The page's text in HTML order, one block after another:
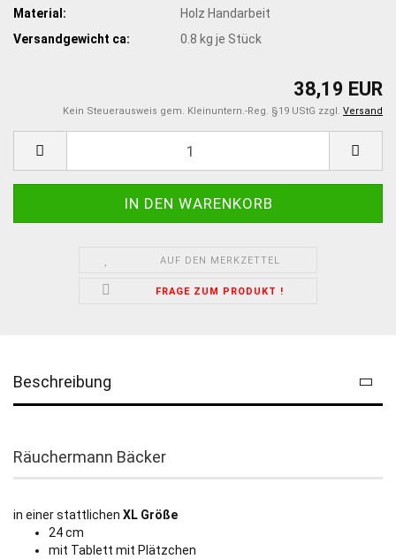
Material:
Holz Handarbeit
Versandgewicht ca:
0.8 kg je Stück
38,19 EUR
Kein Steuerausweis gem. Kleinuntern.-Reg. §19 UStG zzgl. Versand
AUF DEN MERKZETTEL
FRAGE ZUM PRODUKT !
Beschreibung
Räuchermann Bäcker
in einer stattlichen XL Größe
24 cm
mit Tablett mit Plätzchen